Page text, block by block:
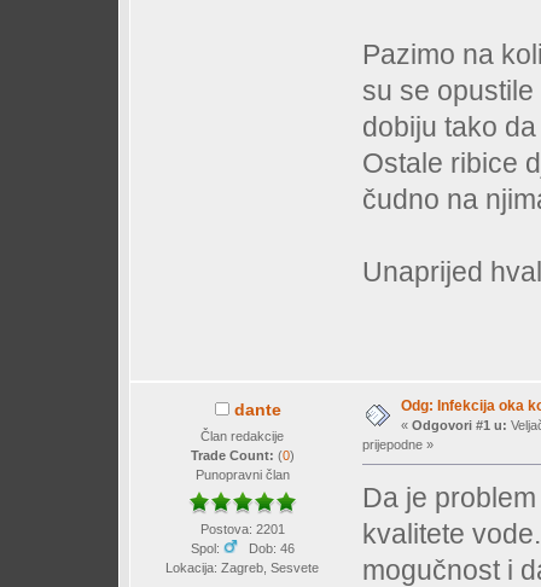
Pazimo na
su se
dobiju tako
Ostale ribice
čudno na
Unaprijed
dante
Član redakcije
Trade Count: (0)
Punopravni član
Postova: 2201
Spol:
Dob: 46
Lokacija: Zagreb, Sesvete
Odg: Infekcija oka
« Odgovori #1 u:
prijepodne »
Da je
kvalitete
mogučnost i